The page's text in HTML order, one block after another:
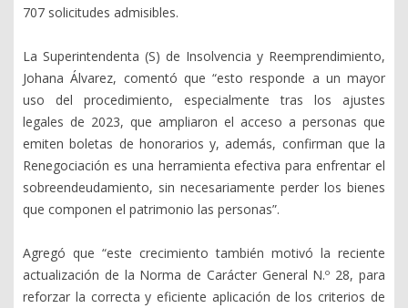
707 solicitudes admisibles.
La Superintendenta (S) de Insolvencia y Reemprendimiento,
Johana Álvarez, comentó que “esto responde a un mayor
uso del procedimiento, especialmente tras los ajustes
legales de 2023, que ampliaron el acceso a personas que
emiten boletas de honorarios y, además, confirman que la
Renegociación es una herramienta efectiva para enfrentar el
sobreendeudamiento, sin necesariamente perder los bienes
que componen el patrimonio las personas”.
Agregó que “este crecimiento también motivó la reciente
actualización de la Norma de Carácter General N.º 28, para
reforzar la correcta y eficiente aplicación de los criterios de